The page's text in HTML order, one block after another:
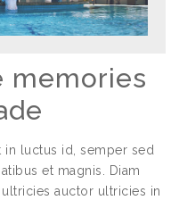
memories
in luctus id, semper sed
et magnis. Diam
auctor ultricies in